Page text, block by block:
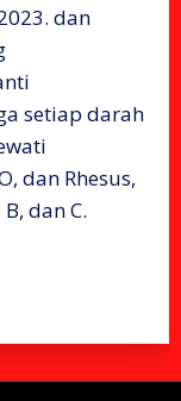
dan
setiap darah
dan Rhesus,
dan C.